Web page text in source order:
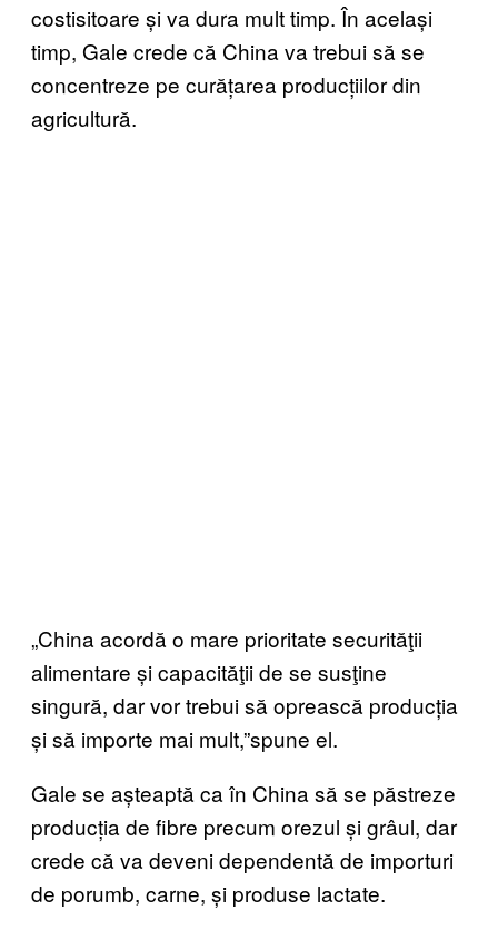
costisitoare și va dura mult timp. În același
timp, Gale crede că China va trebui să se
concentreze pe curățarea producțiilor din
agricultură.
„China acordă o mare prioritate securităţii
alimentare și capacităţii de se susţine
singură, dar vor trebui să oprească producția
și să importe mai mult,”spune el.
Gale se așteaptă ca în China să se păstreze
producția de fibre precum orezul și grâul, dar
crede că va deveni dependentă de importuri
de porumb, carne, și produse lactate.